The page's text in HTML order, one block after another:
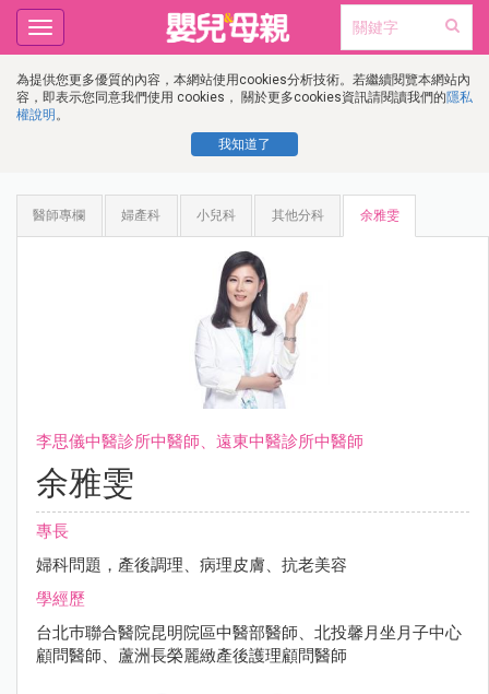
為提供您更多優質的內容，本網站使用cookies分析技術。若繼續閱覽本網站內
容，即表示您同意我們使用 cookies， 關於更多cookies資訊請閱讀我們的隱私
權說明 。
我知道了
Toggle
navigation
醫師專欄 婦產科 小兒科 其他分科 余雅雯
李思儀中醫診所中醫師、遠東中醫診所中醫師
余雅雯
專長
婦科問題，產後調理、病理皮膚、抗老美容
學經歷
台北巿聯合醫院昆明院區中醫部醫師、北投馨月坐月子中心
顧問醫師、蘆洲長榮麗緻產後護理顧問醫師